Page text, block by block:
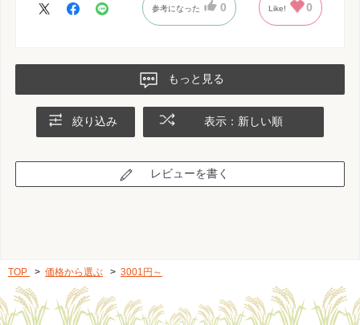
参考になった 0 Like! 0
もっと見る
絞り込み 表示：新しい順
レビューを書く
TOP > 価格から選ぶ > 3001円～